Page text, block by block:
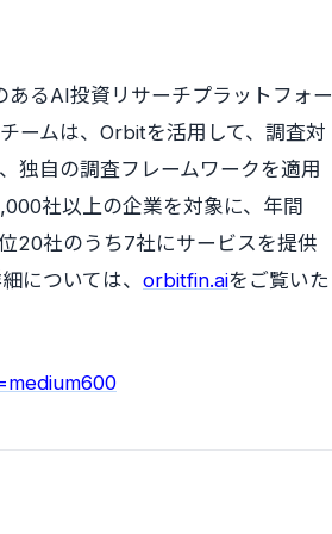
るAI投資リサーチプラットフォー
ームは、Orbitを活用して、調査対
独自の調査フレームワークを適用
社以上の企業を対象に、年間
20社のうち7社にサービスを提供
については、 orbitfin.aiをご覧いた